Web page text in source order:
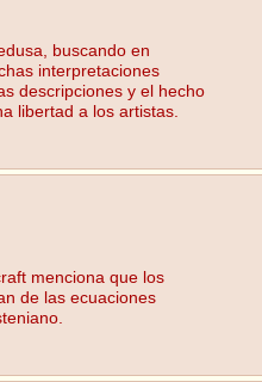
buscando en
interpretaciones
descripciones y el hecho
libertad a los artistas.
menciona que los
de las ecuaciones